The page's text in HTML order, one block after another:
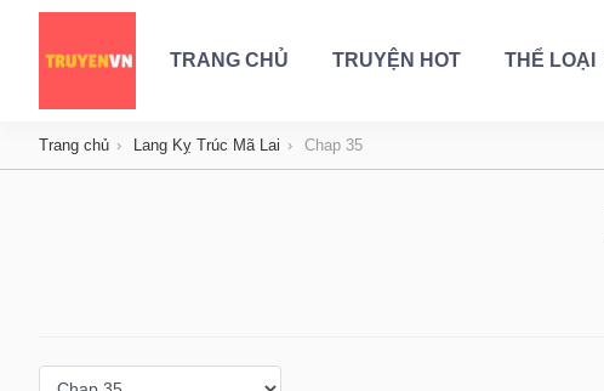
TRANG CHỦ TRUYỆN HOT THỂ LOẠI
Trang chủ Lang Kỵ Trúc Mã Lai Chap 35